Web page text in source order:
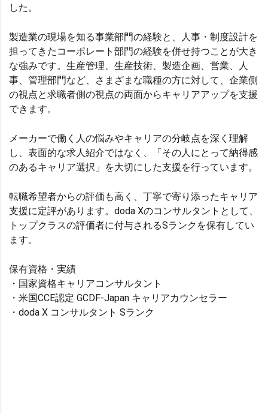
した。
製造業の現場を知る事業部門の経験と、人事・制度設計を
担ってきたコーポレート部門の経験を併せ持つことが大き
な強みです。生産管理、生産技術、製造企画、営業、人
事、管理部門など、さまざまな職種の方に対して、企業側
の視点と求職者側の視点の両面からキャリアアップを支援
できます。
メーカーで働く人の悩みやキャリアの分岐点を深く理解
し、表面的な求人紹介ではなく、「その人にとって納得感
のあるキャリア選択」を大切にした支援を行っています。
転職希望者からの評価も高く、丁寧で寄り添ったキャリア
支援に定評があります。doda Xのコンサルタントとして、
トップクラスの評価者に付与されるSランクを保有してい
ます。
保有資格・実績
・国家資格キャリアコンサルタント
・米国CCE認定 GCDF-Japan キャリアカウンセラー
・doda X コンサルタント Sランク